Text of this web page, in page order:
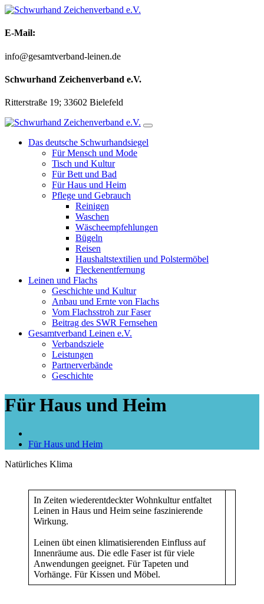
Zum
springen
E-Mail:
info@gesamtverband-leinen.de
Schwurhand Zeichenverband e.V.
Ritterstraße 19; 33602 Bielefeld
Das deutsche Schwurhandsiegel
Für Mensch und Mode
Tisch und Kultur
Für Bett und Bad
Für Haus und Heim
Pflege und Gebrauch
Reinigen
Waschen
Wäscheempfehlungen
Bügeln
Reisen
Haushaltstextilien und Polstermöbel
Fleckenentfernung
Leinen und Flachs
Geschichte und Kultur
Anbau und Ernte von Flachs
Vom Flachsstroh zur Faser
Beitrag des SWR Fernsehen
Gesamtverband Leinen e.V.
Verbandsziele
Leistungen
Partnerverbände
Geschichte
Für Haus und Heim
Für Haus und Heim
Natürliches Klima
In Zeiten wiederentdeckter Wohnkultur entfaltet
Leinen in Haus und Heim seine faszinierende
Wirkung.
Leinen übt einen klimatisierenden Einfluss auf
Innenräume aus. Die edle Faser ist für viele
Anwendungen geeignet. Für Tapeten und
Vorhänge. Für Kissen und Möbel.